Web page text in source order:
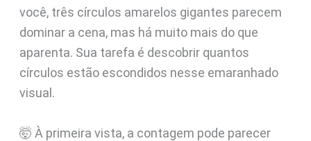
você, três círculos amarelos gigantes parecem
dominar a cena, mas há muito mais do que
aparenta. Sua tarefa é descobrir quantos
círculos estão escondidos nesse emaranhado
visual.
🤯 À primeira vista, a contagem pode parecer